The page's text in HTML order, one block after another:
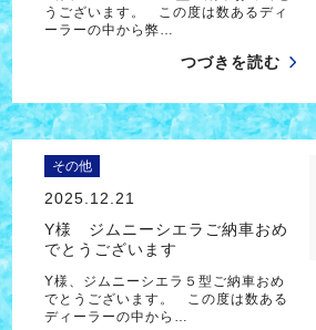
うございます。 この度は数あるディ
ーラーの中から弊…
つづきを読む
その他
2025.12.21
Y様 ジムニーシエラご納車おめ
でとうございます
Y様、ジムニーシエラ５型ご納車おめ
でとうございます。 この度は数ある
ディーラーの中から…